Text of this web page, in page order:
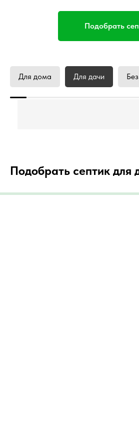
Подобрать
Для дома Для дачи
Подобрать септик для